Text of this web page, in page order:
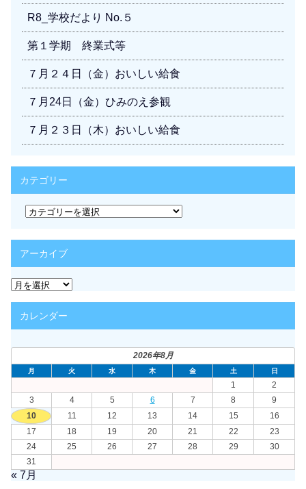
R8_学校だより No.５
第１学期 終業式等
７月２４日（金）おいしい給食
７月24日（金）ひみのえ参観
７月２３日（木）おいしい給食
カテゴリー
カ
テ
リ
ー
アーカイブ
ア
ー
カ
イカレンダー
2026年8月
月 火 水 木 金 土 日
1
2
3
4 5 6 7 8
9
10
11 12 13 14 15
16
17
18 19 20 21 22
23
24
25 26 27 28 29
30
31
« 7月